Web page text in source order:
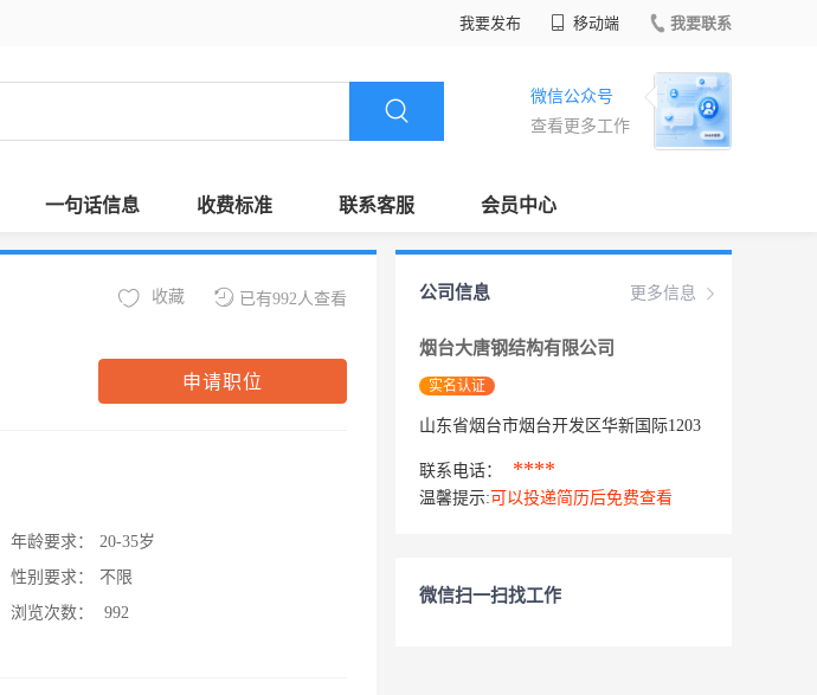
我要发布 移动端 我要联系
微信公众号
查看更多工作
一句话信息 收费标准 联系客服 会员中心
已有992人查看
收藏
申请职位
年龄要求：
20-35岁
性别要求：
不限
浏览次数：
992
更多信息
公司信息
烟台大唐钢结构有限公司
实名认证
山东省烟台市烟台开发区华新国际1203
联系电话： ****
温馨提示: 可以投递简历后免费查看
微信扫一扫找工作